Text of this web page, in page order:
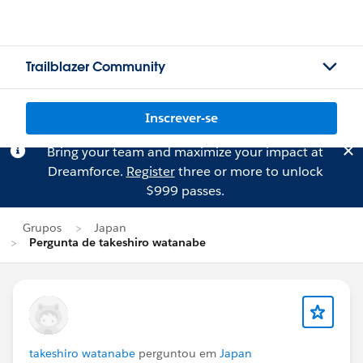
Trailblazer Community
Inscrever-se
Bring your team and maximize your impact at
Dreamforce. Registerthree or more to unlock
$999 passes.
Grupos
Japan
Pergunta de takeshiro watanabe
takeshiro watanabe perguntou em Japan